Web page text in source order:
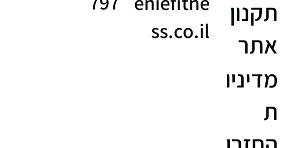
תקנון
אתר
מדיניו
ת
ss.co.il